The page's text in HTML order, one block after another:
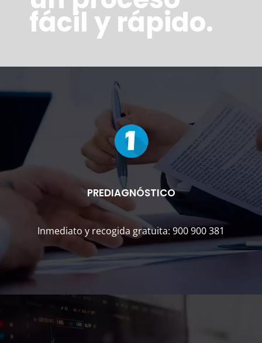
fácil y rápido.
PREDIAGNÓSTICO
Inmediato y recogida gratuita: 900 900 381